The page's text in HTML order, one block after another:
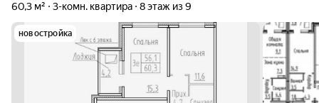
60,3 м² 3-комн. квартира 8 этаж из 9
новостройка